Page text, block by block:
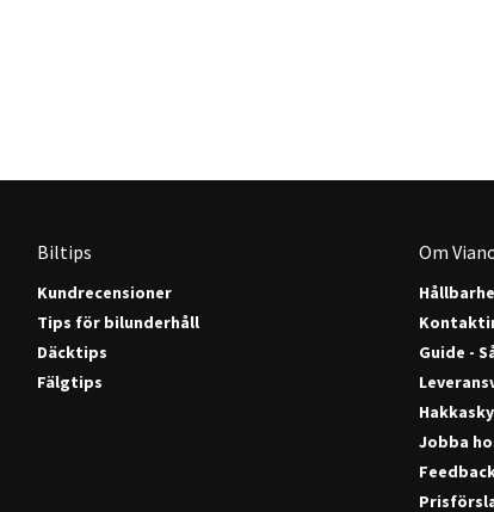
Biltips
Kundrecensioner
Tips för bilunderhåll
Däcktips
Fälgtips
Om
Guide -
Jobba